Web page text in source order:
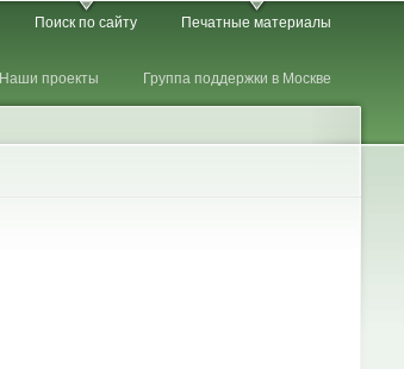
Поиск по сайту Печатные материалы
Наши проекты Группа поддержки в Москве